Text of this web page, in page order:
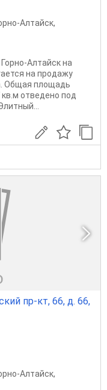
Алтайск,
Алтайск на
на продажу
Общая площадь
отведено под
пр-кт, 66, д. 66,
Алтайск,